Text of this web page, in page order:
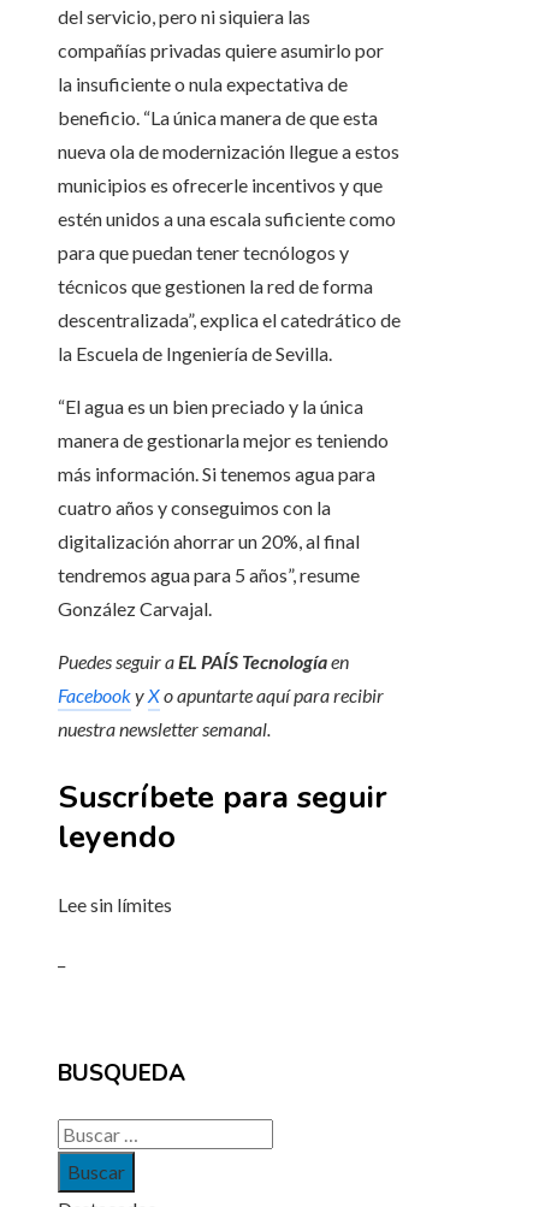
del servicio, pero ni siquiera las
compañías privadas quiere asumirlo por
la insuficiente o nula expectativa de
beneficio. “La única manera de que esta
nueva ola de modernización llegue a estos
municipios es ofrecerle incentivos y que
estén unidos a una escala suficiente como
para que puedan tener tecnólogos y
técnicos que gestionen la red de forma
descentralizada”, explica el catedrático de
la Escuela de Ingeniería de Sevilla.
“El agua es un bien preciado y la única
manera de gestionarla mejor es teniendo
más información. Si tenemos agua para
cuatro años y conseguimos con la
digitalización ahorrar un 20%, al final
tendremos agua para 5 años”, resume
González Carvajal.
Puedes seguir aEL PAÍS Tecnologíaen
FacebookyXo apuntarte aquí para recibir
nuestranewsletter semanal.
Suscríbete para seguir
leyendo
Lee sin límites
BUSQUEDA
Buscar: